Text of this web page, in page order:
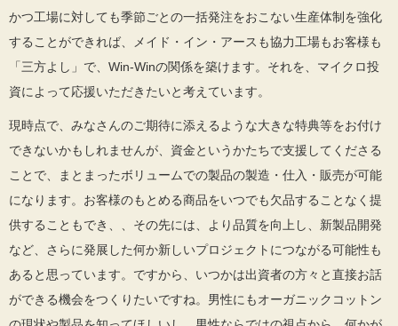
かつ工場に対しても季節ごとの一括発注をおこない生産体制を強化
することができれば、メイド・イン・アースも協力工場もお客様も
「三方よし」で、Win-Winの関係を築けます。それを、マイクロ投
資によって応援いただきたいと考えています。
現時点で、みなさんのご期待に添えるような大きな特典等をお付け
できないかもしれませんが、資金というかたちで支援してくださる
ことで、まとまったボリュームでの製品の製造・仕入・販売が可能
になります。お客様のもとめる商品をいつでも欠品することなく提
供することもでき、、その先には、より品質を向上し、新製品開発
など、さらに発展した何か新しいプロジェクトにつながる可能性も
あると思っています。ですから、いつかは出資者の方々と直接お話
ができる機会をつくりたいですね。男性にもオーガニックコットン